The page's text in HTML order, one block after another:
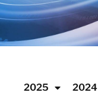
2025 2024